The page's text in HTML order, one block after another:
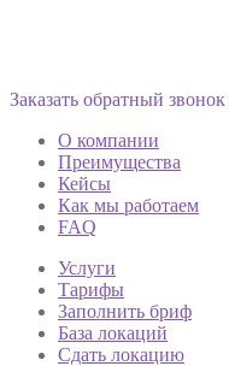
Заказать обратный звонок
О компании
Преимущества
Кейсы
Как мы работаем
FAQ
Услуги
Тарифы
Заполнить бриф
База локаций
Сдать локацию